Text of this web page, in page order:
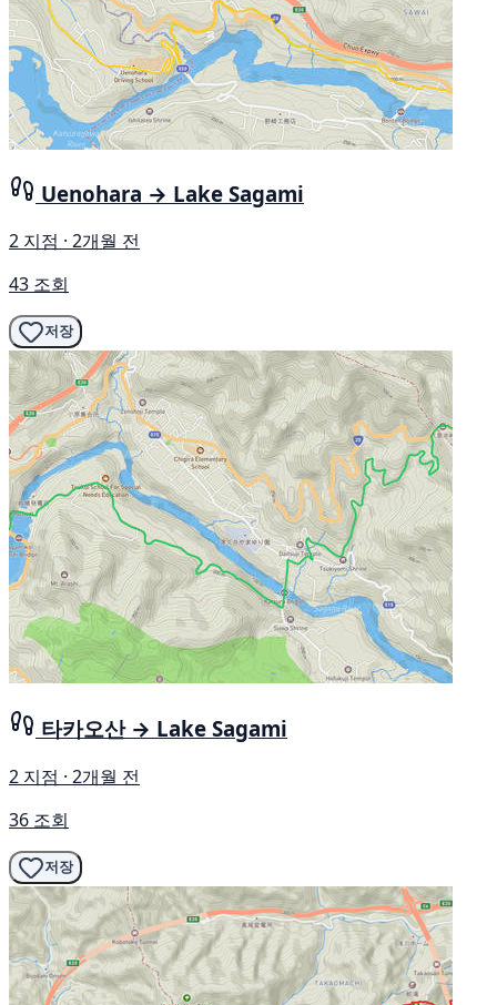
Uenohara → Lake Sagami
2 지점 · 2개월 전
43 조회
저장
타카오산 → Lake Sagami
2 지점 · 2개월 전
36 조회
저장